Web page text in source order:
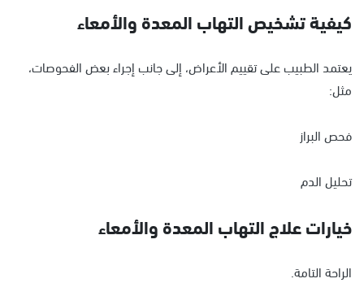
كيفية تشخيص التهاب المعدة والأمعاء
يعتمد الطبيب على تقييم الأعراض، إلى جانب إجراء بعض الفحوصات،
مثل:
فحص البراز
تحليل الدم
خيارات علاج التهاب المعدة والأمعاء
الراحة التامة.